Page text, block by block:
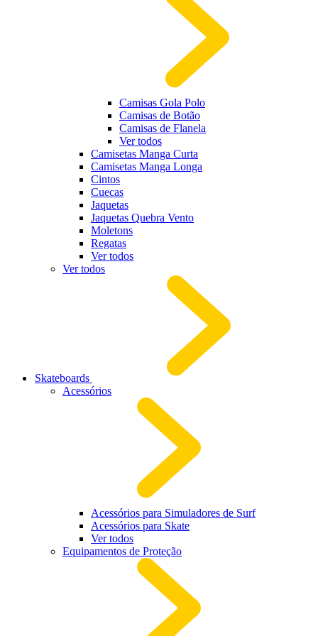
Camisas Gola Polo
Camisas de Botão
Camisas de Flanela
Ver todos
Camisetas Manga Curta
Camisetas Manga Longa
Cintos
Cuecas
Jaquetas
Jaquetas Quebra Vento
Moletons
Regatas
Ver todos
Ver todos
Skateboards
Acessórios
Acessórios para Simuladores de Surf
Acessórios para Skate
Ver todos
Equipamentos de Proteção